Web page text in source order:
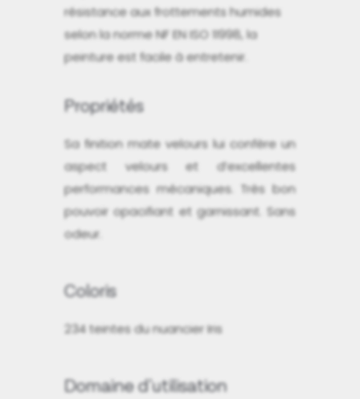
résistance aux frottements humides
selon la norme NF EN ISO 11998, la
peinture est facile à entretenir.
Propriétés
Sa finition mate velours lui confère un
aspect velours et d’excellentes
performances mécaniques. Très bon
pouvoir opacifiant et garnissant. Sans
odeur.
Coloris
234 teintes du nuancier Iris
Domaine d'utilisation